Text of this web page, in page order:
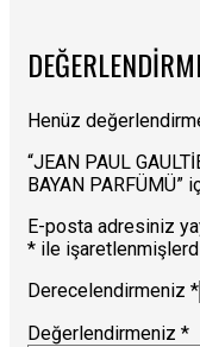
Henüz
“JEAN PAUL
BAYAN
E-posta adresiniz
* ile
Derecelendirmeniz *
Değerlendirmeniz *